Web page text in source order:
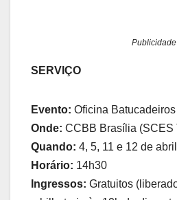
Publicidade
SERVIÇO
Evento: Oficina
Onde: CCBB Brasília (SCES
Quando: 4, 5, 11 e 12 de
Horário: 14h30
Ingressos: Gratuitos